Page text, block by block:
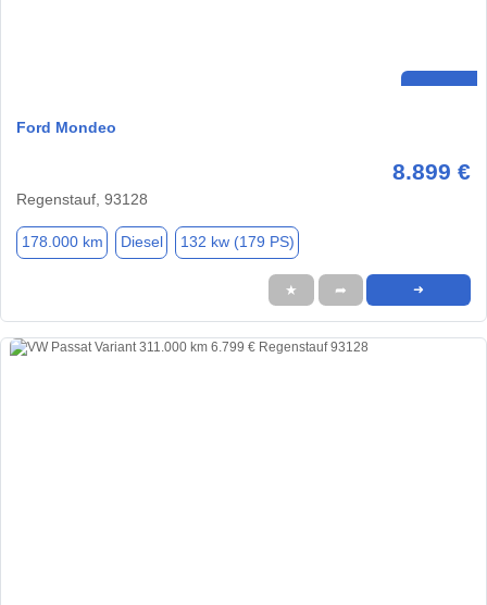
Ford Mondeo
8.899 €
Regenstauf, 93128
178.000 km Diesel 132 kw (179 PS)
★ ➦ ➜